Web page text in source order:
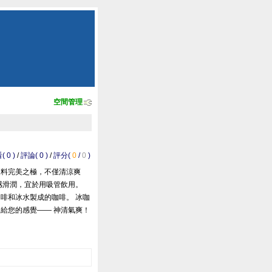
空間管理
( 0 ) /評論( 0 ) /評分( 0 /0 )
完美之極，不僅清涼爽
潤，宜於用吸管飲用。
和冰水製成的咖啡。 冰咖
您的感覺—— 神清氣爽！